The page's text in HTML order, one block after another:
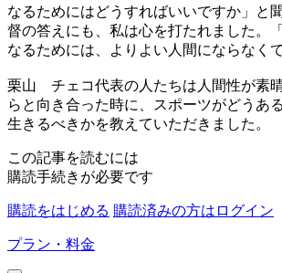
なるためにはどうすればいいですか」と
督の答えにも、私は心を打たれました。
なるためには、よりよい人間にならなく
栗山 チェコ代表の人たちは人間性が素
らと向き合った時に、スポーツがどうあ
生きるべきかを教えていただきました。
この記事を読むには
購読手続きが必要です
購読をはじめる 購読済みの方はログイン
プラン・料金